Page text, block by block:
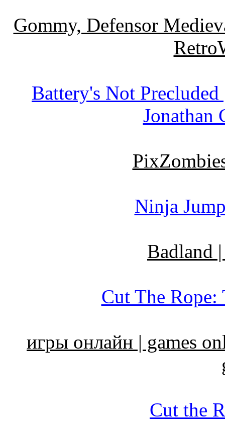
Gommy, Defensor
Battery's Not
Jonathan
Ninja
Badland
Cut The Rope:
игры онлайн | games
Cut the